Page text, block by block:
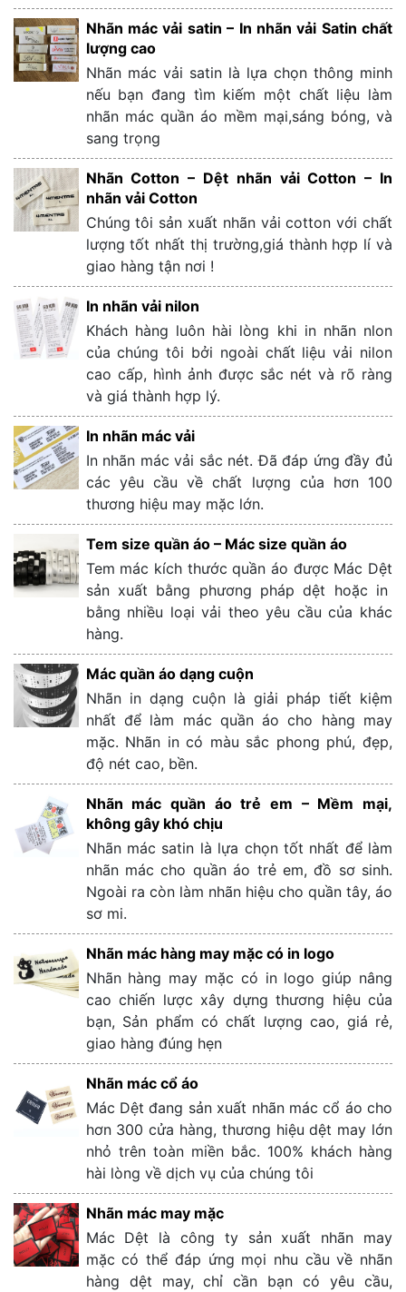
Nhãn mác vải satin – In nhãn vải Satin chất
lượng cao
Nhãn mác vải satin là lựa chọn thông minh
nếu bạn đang tìm kiếm một chất liệu làm
nhãn mác quần áo mềm mại,sáng bóng, và
sang trọng
Nhãn Cotton – Dệt nhãn vải Cotton – In
nhãn vải Cotton
Chúng tôi sản xuất nhãn vải cotton với chất
lượng tốt nhất thị trường,giá thành hợp lí và
giao hàng tận nơi !
In nhãn vải nilon
Khách hàng luôn hài lòng khi in nhãn nlon
của chúng tôi bởi ngoài chất liệu vải nilon
cao cấp, hình ảnh được sắc nét và rõ ràng
và giá thành hợp lý.
In nhãn mác vải
In nhãn mác vải sắc nét. Đã đáp ứng đầy đủ
các yêu cầu về chất lượng của hơn 100
thương hiệu may mặc lớn.
Tem size quần áo – Mác size quần áo
Tem mác kích thước quần áo được Mác Dệt
sản xuất bằng phương pháp dệt hoặc in
bằng nhiều loại vải theo yêu cầu của khác
hàng.
Mác quần áo dạng cuộn
Nhãn in dạng cuộn là giải pháp tiết kiệm
nhất để làm mác quần áo cho hàng may
mặc. Nhãn in có màu sắc phong phú, đẹp,
độ nét cao, bền.
Nhãn mác quần áo trẻ em – Mềm mại,
không gây khó chịu
Nhãn mác satin là lựa chọn tốt nhất để làm
nhãn mác cho quần áo trẻ em, đồ sơ sinh.
Ngoài ra còn làm nhãn hiệu cho quần tây, áo
sơ mi.
Nhãn mác hàng may mặc có in logo
Nhãn hàng may mặc có in logo giúp nâng
cao chiến lược xây dựng thương hiệu của
bạn, Sản phẩm có chất lượng cao, giá rẻ,
giao hàng đúng hẹn
Nhãn mác cổ áo
Mác Dệt đang sản xuất nhãn mác cổ áo cho
hơn 300 cửa hàng, thương hiệu dệt may lớn
nhỏ trên toàn miền bắc. 100% khách hàng
hài lòng về dịch vụ của chúng tôi
Nhãn mác may mặc
Mác Dệt là công ty sản xuất nhãn may
mặc có thể đáp ứng mọi nhu cầu về nhãn
hàng dệt may, chỉ cần bạn có yêu cầu,